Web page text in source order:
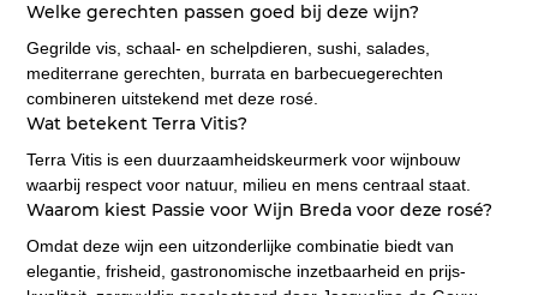
Welke gerechten passen goed bij deze wijn?
Gegrilde vis, schaal- en schelpdieren, sushi, salades,
mediterrane gerechten, burrata en barbecuegerechten
combineren uitstekend met deze rosé.
Wat betekent Terra Vitis?
Terra Vitis is een duurzaamheidskeurmerk voor wijnbouw
waarbij respect voor natuur, milieu en mens centraal staat.
Waarom kiest Passie voor Wijn Breda voor deze rosé?
Omdat deze wijn een uitzonderlijke combinatie biedt van
elegantie, frisheid, gastronomische inzetbaarheid en prijs-